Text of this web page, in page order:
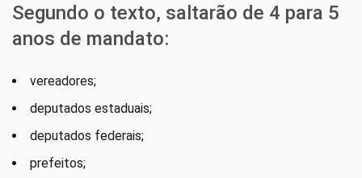
Segundo o texto, saltarão de 4 para 5
anos de mandato:
vereadores;
deputados estaduais;
deputados federais;
prefeitos;